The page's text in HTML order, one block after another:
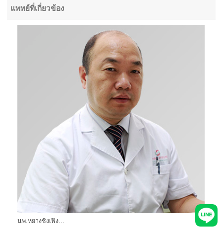
แพทย์ที่เกี่ยวข้อง
นพ.หยางชิงเฟิง...